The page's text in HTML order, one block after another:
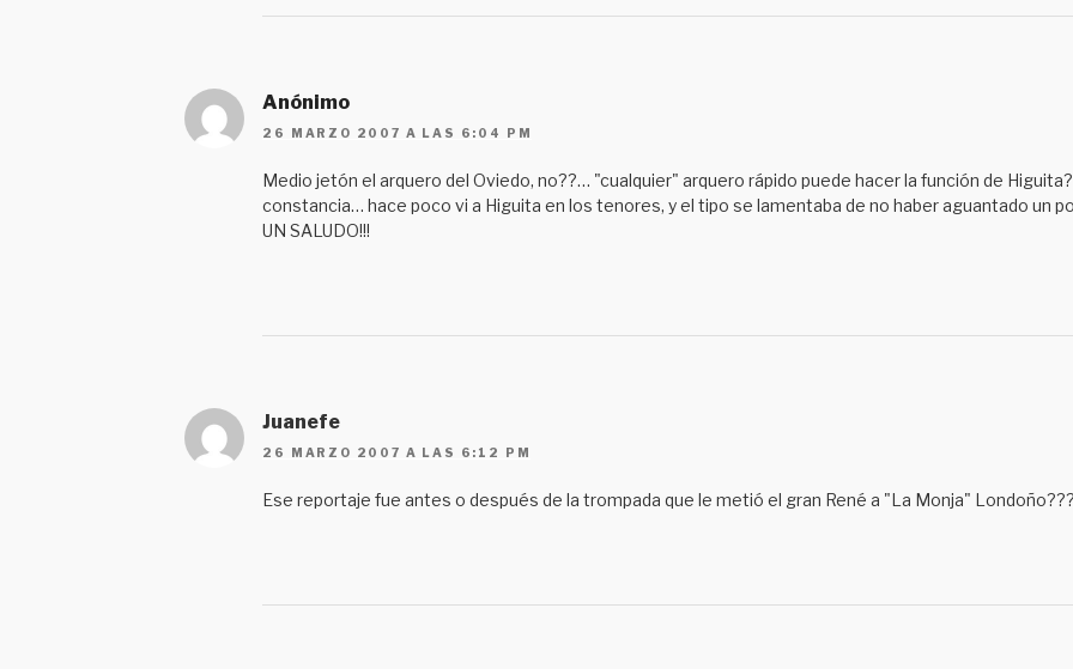
Anónimo
26 MARZO 2007 A LAS 6:04 PM
Medio jetón el arquero del Oviedo, no??… "cualquier" arquero rápido puede hacer la función de
constancia… hace poco vi a Higuita en los tenores, y el tipo se lamentaba de no haber aguantado un
UN SALUDO!!!
Juanefe
26 MARZO 2007 A LAS 6:12 PM
Ese reportaje fue antes o después de la trompada que le metió el gran René a "La Monja" Londoño???